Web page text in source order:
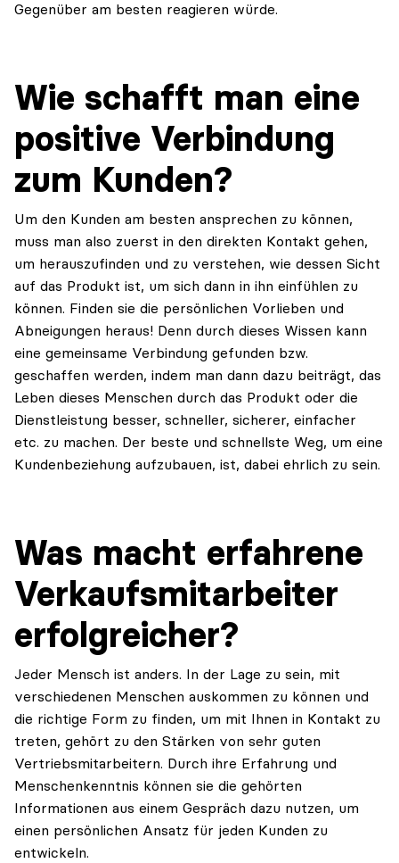
Gegenüber am besten reagieren würde.
Wie schafft man eine
positive Verbindung
zum Kunden?
Um den Kunden am besten ansprechen zu können,
muss man also zuerst in den direkten Kontakt gehen,
um herauszufinden und zu verstehen, wie dessen Sicht
auf das Produkt ist, um sich dann in ihn einfühlen zu
können. Finden sie die persönlichen Vorlieben und
Abneigungen heraus! Denn durch dieses Wissen kann
eine gemeinsame Verbindung gefunden bzw.
geschaffen werden, indem man dann dazu beiträgt, das
Leben dieses Menschen durch das Produkt oder die
Dienstleistung besser, schneller, sicherer, einfacher
etc. zu machen. Der beste und schnellste Weg, um eine
Kundenbeziehung aufzubauen, ist, dabei ehrlich zu sein.
Was macht erfahrene
Verkaufsmitarbeiter
erfolgreicher?
Jeder Mensch ist anders. In der Lage zu sein, mit
verschiedenen Menschen auskommen zu können und
die richtige Form zu finden, um mit Ihnen in Kontakt zu
treten, gehört zu den Stärken von sehr guten
Vertriebsmitarbeitern. Durch ihre Erfahrung und
Menschenkenntnis können sie die gehörten
Informationen aus einem Gespräch dazu nutzen, um
einen persönlichen Ansatz für jeden Kunden zu
entwickeln.